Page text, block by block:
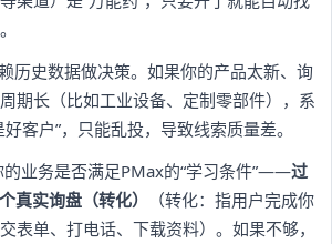
历史数据做决策。如果你的产品太新、询
期长（比如工业设备、定制零部件），系
客户”，只能乱投，导致线索质量差。
的业务是否满足PMax的“学习条件”——过
真实询盘（转化）
（转化：指用户完成你
表单、打电话、下载资料）。如果不够，